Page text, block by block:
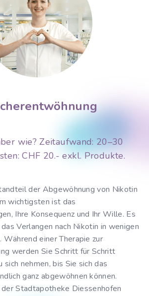
wie? Zeitaufwand: 20–30
CHF 20.- exkl. Produkte.
der Abgewöhnung von Nikotin
wichtigsten ist das
Ihre Konsequenz und Ihr Wille. Es
Verlangen nach Nikotin in wenigen
Während einer Therapie zur
werden Sie Schritt für Schritt
nehmen, bis Sie sich das
ganz abgewöhnen können.
der Stadtapotheke Diessenhofen